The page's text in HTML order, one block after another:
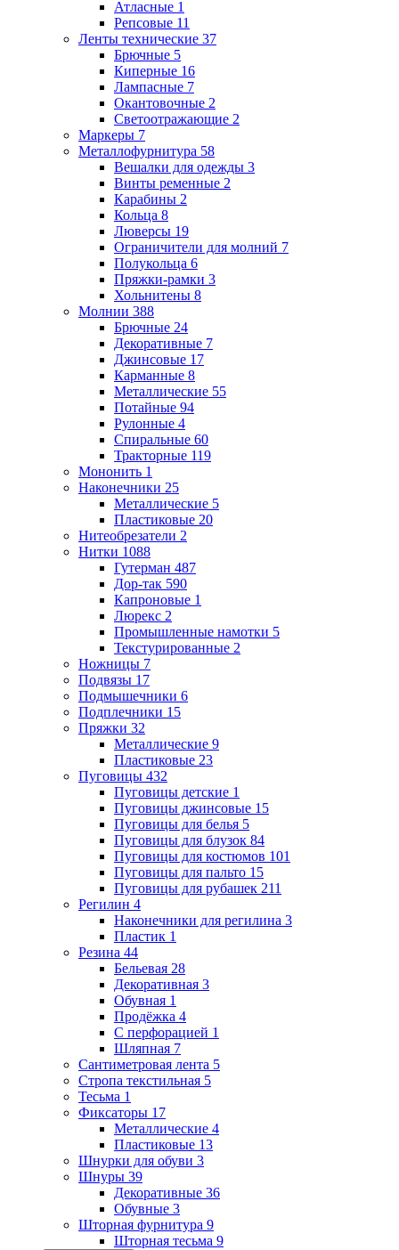
Атласные 1
Репсовые 11
Ленты технические 37
Брючные 5
Киперные 16
Лампасные 7
Окантовочные 2
Светоотражающие 2
Маркеры 7
Металлофурнитура 58
Вешалки для одежды 3
Винты ременные 2
Карабины 2
Кольца 8
Люверсы 19
Ограничители для молний 7
Полукольца 6
Пряжки-рамки 3
Хольнитены 8
Молнии 388
Брючные 24
Декоративные 7
Джинсовые 17
Карманные 8
Металлические 55
Потайные 94
Рулонные 4
Спиральные 60
Тракторные 119
Мононить 1
Наконечники 25
Металлические 5
Пластиковые 20
Нитеобрезатели 2
Нитки 1088
Гутерман 487
Дор-так 590
Капроновые 1
Люрекс 2
Промышленные намотки 5
Текстурированные 2
Ножницы 7
Подвязы 17
Подмышечники 6
Подплечники 15
Пряжки 32
Металлические 9
Пластиковые 23
Пуговицы 432
Пуговицы детские 1
Пуговицы джинсовые 15
Пуговицы для белья 5
Пуговицы для блузок 84
Пуговицы для костюмов 101
Пуговицы для пальто 15
Пуговицы для рубашек 211
Регилин 4
Наконечники для регилина 3
Пластик 1
Резина 44
Бельевая 28
Декоративная 3
Обувная 1
Продёжка 4
С перфорацией 1
Шляпная 7
Сантиметровая лента 5
Стропа текстильная 5
Тесьма 1
Фиксаторы 17
Металлические 4
Пластиковые 13
Шнурки для обуви 3
Шнуры 39
Декоративные 36
Обувные 3
Шторная фурнитура 9
Шторная тесьма 9